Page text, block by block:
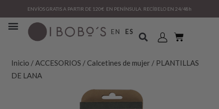
ENVÍOS GRATIS A PARTIR DE 120€ EN PENÍNSULA. RECÍBELO EN 24/48h
EN ES
Inicio /ACCESORIOS / Calcetines de mujer / PLANTILLAS
DE LANA